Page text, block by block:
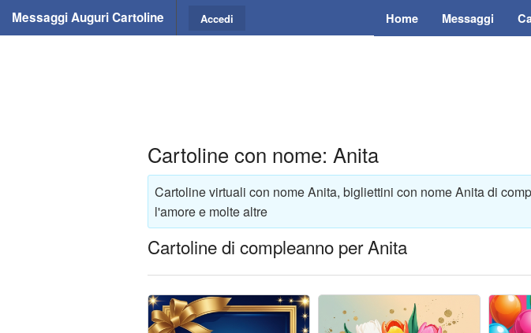
Messaggi Auguri Cartoline Home Messaggi
Accedi
Cartoline con nome: Anita
Cartoline virtuali con nome Anita, bigliettini con nome Anita di
l'amore e molte altre
Cartoline di compleanno per Anita